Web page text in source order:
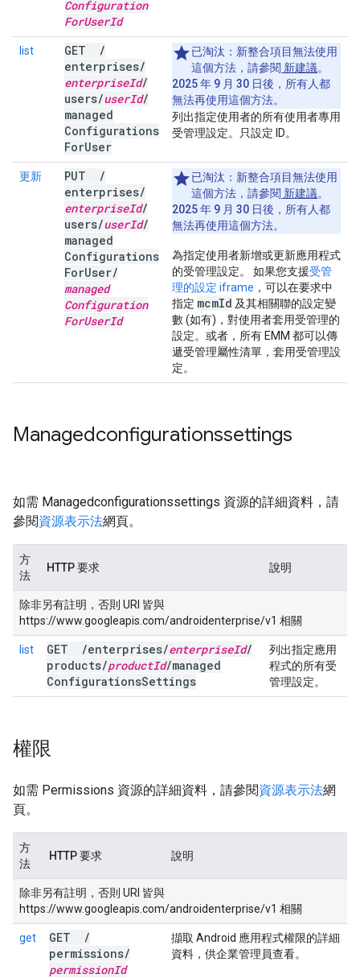
Configuration
ForUserId
list GET
/
enterprises/
enterpriseId/
users/userId/
managed
Configurations
ForUser
已淘汰： 新整合項目無法使用
這個方法，請參閱 新建議。
2025 年 9 月 30 日後，所有人都
無法再使用這個方法。
列出指定使用者的所有使用者專用
受管理設定。只設定 ID。
更新 PUT
/
enterprises/
enterpriseId/
users/userId/
managed
Configurations
ForUser/
managed
Configuration
ForUserId
已淘汰： 新整合項目無法使用
這個方法，請參閱 新建議。
2025 年 9 月 30 日後，所有人都
無法再使用這個方法。
為指定使用者新增或更新應用程式
的受管理設定。 如果您支援受管
理的設定 iframe ，可以在要求中
指定 mcmId 及其相關聯的設定變
數 (如有)，對使用者套用受管理的
設定。或者，所有 EMM 都可以傳
遞受管理屬性清單，套用受管理設
定。
Managedconfigurationssettings
如需 Managedconfigurationssettings 資源的詳細資料，請
參閱資源表示法網頁。
方
法
HTTP 要求 說明
除非另有註明，否則 URI 皆與
https://www.googleapis.com/androidenterprise/v1 相關
list GET /enterprises/enterpriseId/
products/productId/managed
ConfigurationsSettings
列出指定應用
程式的所有受
管理設定。
權限
如需 Permissions 資源的詳細資料，請參閱資源表示法網
頁。
方
法
HTTP 要求 說明
除非另有註明，否則 URI 皆與
https://www.googleapis.com/androidenterprise/v1 相關
get GET
/
permissions/
permissionId
擷取 Android 應用程式權限的詳細
資料，供企業管理員查看。